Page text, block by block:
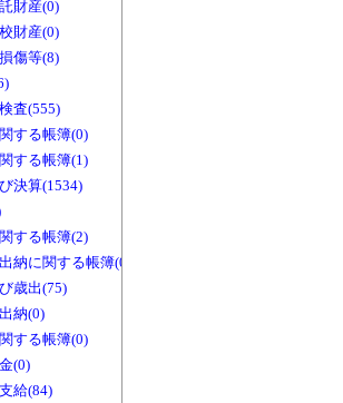
財産(0)
財産(0)
傷等(8)
査(555)
する帳簿(0)
する帳簿(1)
決算(1534)
する帳簿(2)
納に関する帳簿(0)
歳出(75)
納(0)
する帳簿(0)
(0)
給(84)